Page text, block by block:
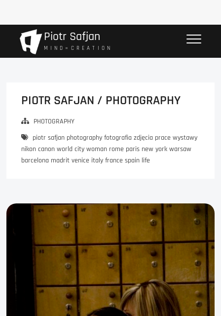
Piotr Safjan
M I N D = C R E A T I O N
PIOTR SAFJAN / PHOTOGRAPHY
PHOTOGRAPHY
piotr safjan photography fotografia zdjęcia prace wystawy
nikon canon world city woman rome paris new york warsaw
barcelona madrit venice italy france spain life